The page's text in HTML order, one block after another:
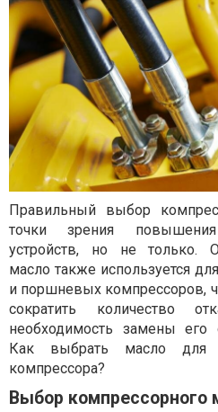
Правильный выбор
точки зрения
устройств, но не только.
масло также используется
и поршневых компрессоров,
сократить количество
необходимость замены его
Как выбрать масло для
компрессора?
Выбор компрессорного